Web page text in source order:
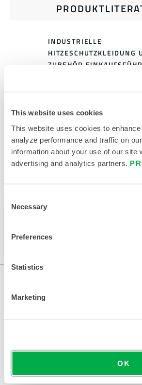
This website uses cookies
This website uses cookies to
analyze performance and traffic on
information about your use of our site
advertising and analytics partners.
Selection
Necessary
Preferences
Statistics
Marketing
OK
INDUSTRIELLE
HITZESCHUTZKLEIDUNG
ZUBEHÖR